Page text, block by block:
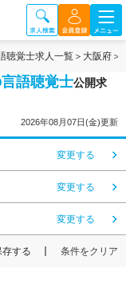
聴覚士求人一覧 大阪府
語聴覚士公開求
2026年08月07日(金)更新
変更する
変更する
変更する
する 条件をクリア